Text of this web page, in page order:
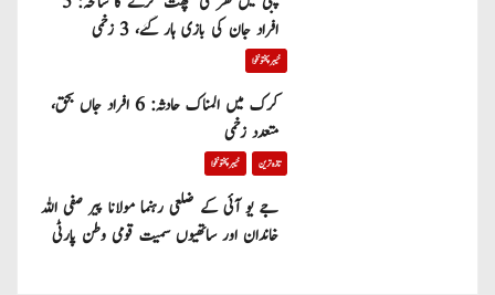
افراد جان کی بازی ہار گئے، 3 زخمی
خیبر پختونخوا
کرک میں المناک حادثہ: 6 افراد جاں بحق،
متعدد زخمی
تازہ ترین خیبر پختونخوا
جے یو آئی کے ضلعی رہنما مولانا پیر صفی اللہ
خاندان اور ساتھیوں سمیت قومی وطن پارٹی